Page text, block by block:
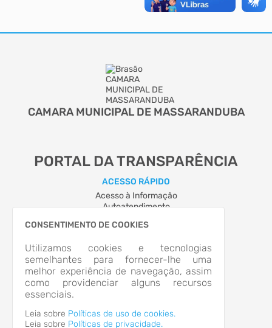
CONSENTIMENTO DE COOKIES
Utilizamos cookies e tecnologias
semelhantes para fornecer-lhe uma
melhor experiência de navegação, assim
como providenciar alguns recursos
essenciais.
Leia sobre Políticas de uso de cookies.
Leia sobre Políticas de privacidade.
CAMARA MUNICIPAL DE MASSARANDUBA
PORTAL DA TRANSPARÊNCIA
ACESSO RÁPIDO
Acesso à Informação
Autoatendimento
RUA PAULO CARDOSO, Nº 166, CENTRO
Massaranduba/SC
CEP: 89.380-364
Abrir no Mapa
HORÁRIO DE ATENDIMENTO